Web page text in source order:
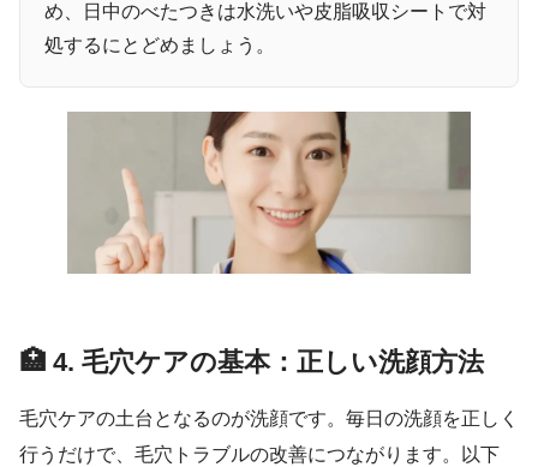
め、日中のべたつきは水洗いや皮脂吸収シートで対
処するにとどめましょう。
🏥 4. 毛穴ケアの基本：正しい洗顔方法
毛穴ケアの土台となるのが洗顔です。毎日の洗顔を正しく
行うだけで、毛穴トラブルの改善につながります。以下